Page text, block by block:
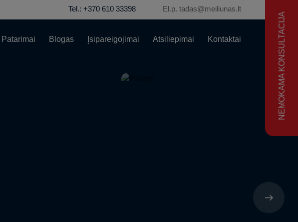
Tel.: +370 610 33398 El.p. tadas@meiliunas.lt
Patarimai Blogas Įsipareigojimai Atsiliepimai Kontaktai NEMOKAMA KONSULTACIJA